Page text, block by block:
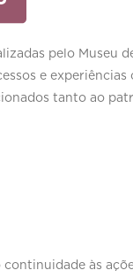
pelo Museu
e
tanto ao
às